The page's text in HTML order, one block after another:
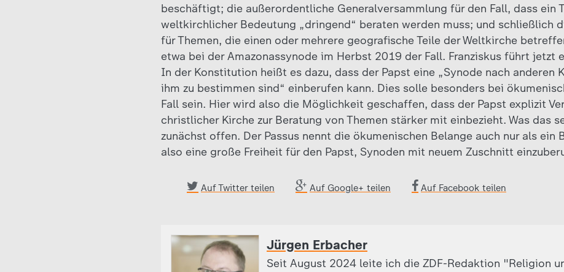
beschäftigt; die außerordentliche Generalversammlung für den Fall, dass ein
weltkirchlicher Bedeutung „dringend“ beraten werden muss; und schließlich
für Themen, die einen oder mehrere geografische Teile der Weltkirche
etwa bei der Amazonassynode im Herbst 2019 der Fall. Franziskus führt jetzt
In der Konstitution heißt es dazu, dass der Papst eine „Synode nach anderen
ihm zu bestimmen sind“ einberufen kann. Dies solle besonders bei
Fall sein. Hier wird also die Möglichkeit geschaffen, dass der Papst explizit
christlicher Kirche zur Beratung von Themen stärker mit einbezieht. Was das
zunächst offen. Der Passus nennt die ökumenischen Belange auch nur als ein
also eine große Freiheit für den Papst, Synoden mit neuem Zuschnitt
Auf Twitter teilen Auf Google+ teilen Auf Facebook teilen
Jürgen Erbacher
Seit August 2024 leite ich die ZDF-Redaktion "Religion